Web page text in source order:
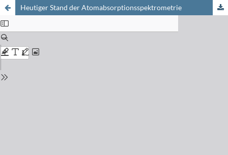
Heutiger Stand der Atomabsorptionsspektrometrie